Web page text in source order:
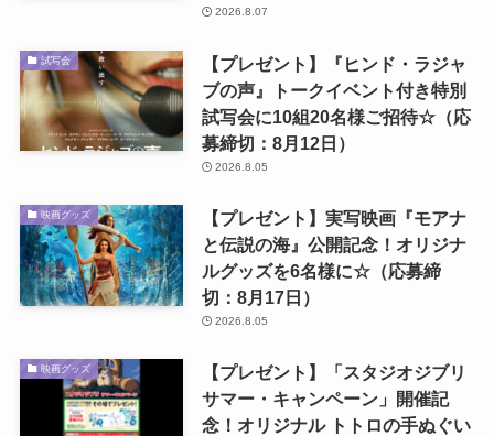
2026.8.07
試写会
【プレゼント】『ヒンド・ラジャ
ブの声』トークイベント付き特別
試写会に10組20名様ご招待☆（応
募締切：8月12日）
2026.8.05
映画グッズ
【プレゼント】実写映画『モアナ
と伝説の海』公開記念！オリジナ
ルグッズを6名様に☆（応募締
切：8月17日）
2026.8.05
映画グッズ
【プレゼント】「スタジオジブリ
サマー・キャンペーン」開催記
念！オリジナル トトロの手ぬぐい